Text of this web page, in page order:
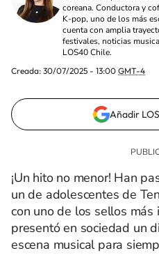
coreana. Conductora y
K-pop, uno de los más
cuenta con amplia
festivales, noticias
LOS40 Chile.
Creada: 30/07/2025 - 13:00 GMT-4
Añadir
¡Un hito no menor! Han
un de adolescentes de
con uno de los sellos
presentó en sociedad un
escena musical para